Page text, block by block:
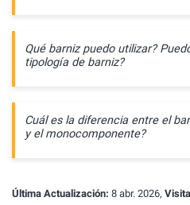
Qué barniz puedo utilizar?
tipología de barniz?
Cuál es la diferencia entre el
y el monocomponente?
Última Actualización: 8 abr. 2026,